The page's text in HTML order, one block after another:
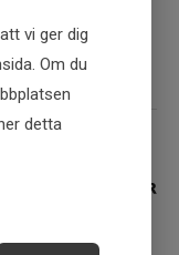
vi ger dig
Om du
detta